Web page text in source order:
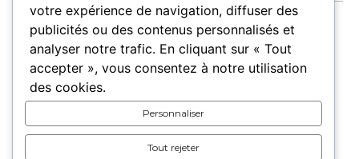
Accueil Oeuvres Artistes Lieux
Expositions
Pour les lieux Pour les artistes
votre expérience de navigation, diffuser des
publicités ou des contenus personnalisés et
analyser notre trafic. En cliquant sur « Tout
accepter », vous consentez à notre utilisation
des cookies.
Personnaliser
Tout rejeter